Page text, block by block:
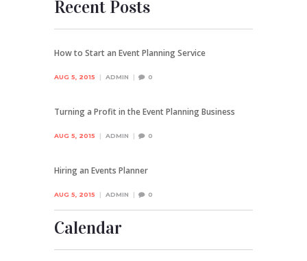
Recent Posts
How to Start an Event Planning Service
AUG 5, 2015 ADMIN 0
Turning a Profit in the Event Planning Business
AUG 5, 2015 ADMIN 0
Hiring an Events Planner
AUG 5, 2015 ADMIN 0
Calendar